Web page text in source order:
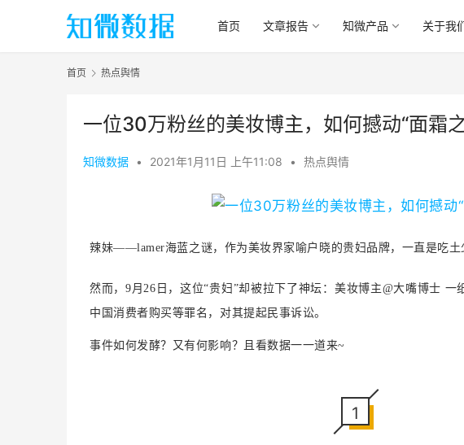
首页 文章报告 知微产品 关于我
首页 热点舆情
一位30万粉丝的美妆博主，如何撼动“面霜
知微数据 • 2021年1月11日 上午11:08 • 热点舆情
辣妹——lamer海蓝之谜，作为美妆界家喻户晓的贵妇品牌，一直是吃土
然而，9月26日，这位“贵妇”却被拉下了神坛：美妆博主@大嘴博士 一
中国消费者购买等罪名，对其提起民事诉讼。
事件如何发酵？又有何影响？且看数据一一道来~
1